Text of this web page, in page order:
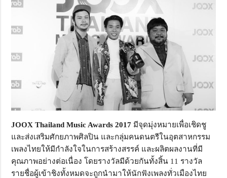
JOOX Thailand Music Awards 2017 มีจุดมุ่งหมายเพื่อเชิดชู
และส่งเสริมศักยภาพศิลปิน และกลุ่มคนดนตรีในอุตสาหกรรม
เพลงไทยให้มีกำลังใจในการสร้างสรรค์ และผลิตผลงานที่มี
คุณภาพอย่างต่อเนื่อง โดยรางวัลมีด้วยกันทั้งสิ้น 11 รางวัล
รายชื่อผู้เข้าชิงทั้งหมดจะถูกนำมาให้นักฟังเพลงทั่วเมืองไทย